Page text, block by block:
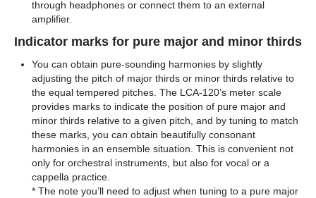
through headphones or connect them to an external
amplifier.
Indicator marks for pure major and minor thirds
You can obtain pure-sounding harmonies by slightly
adjusting the pitch of major thirds or minor thirds relative to
the equal tempered pitches. The LCA-120’s meter scale
provides marks to indicate the position of pure major and
minor thirds relative to a given pitch, and by tuning to match
these marks, you can obtain beautifully consonant
harmonies in an ensemble situation. This is convenient not
only for orchestral instruments, but also for vocal or a
cappella practice.
* The note you’ll need to adjust when tuning to a pure major